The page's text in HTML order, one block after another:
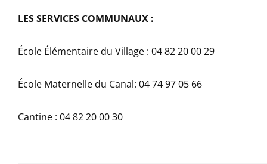
LES SERVICES COMMUNAUX :
École Élémentaire du Village : 04 82 20 00 29
École Maternelle du Canal: 04 74 97 05 66
Cantine : 04 82 20 00 30